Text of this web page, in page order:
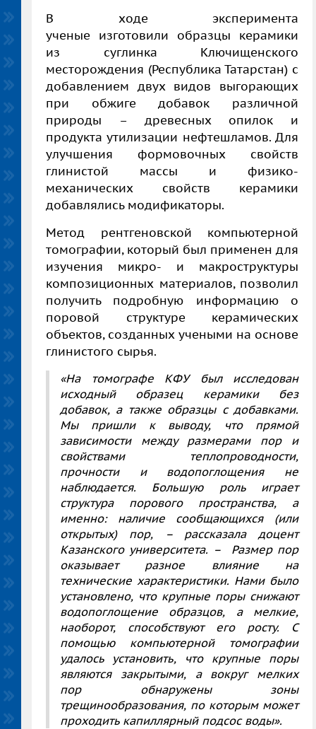
В ходе эксперимента
ученые изготовили образцы керамики
из суглинка Ключищенского
месторождения (Республика Татарстан) с
добавлением двух видов выгорающих
при обжиге добавок различной
природы – древесных опилок и
продукта утилизации нефтешламов. Для
улучшения формовочных свойств
глинистой массы и физико-
механических свойств керамики
добавлялись модификаторы.
Метод рентгеновской компьютерной
томографии, который был применен для
изучения микро- и макроструктуры
композиционных материалов, позволил
получить подробную информацию о
поровой структуре керамических
объектов, созданных учеными на основе
глинистого сырья.
«На томографе КФУ был исследован
исходный образец керамики без
добавок, а также образцы с добавками.
Мы пришли к выводу, что прямой
зависимости между размерами пор и
свойствами теплопроводности,
прочности и водопоглощения не
наблюдается. Большую роль играет
структура порового пространства, а
именно: наличие сообщающихся (или
открытых) пор, – рассказала доцент
Казанского университета. – Размер пор
оказывает разное влияние на
технические характеристики. Нами было
установлено, что крупные поры снижают
водопоглощение образцов, а мелкие,
наоборот, способствуют его росту. С
помощью компьютерной томографии
удалось установить, что крупные поры
являются закрытыми, а вокруг мелких
пор обнаружены зоны
трещинообразования, по которым может
проходить капиллярный подсос воды».